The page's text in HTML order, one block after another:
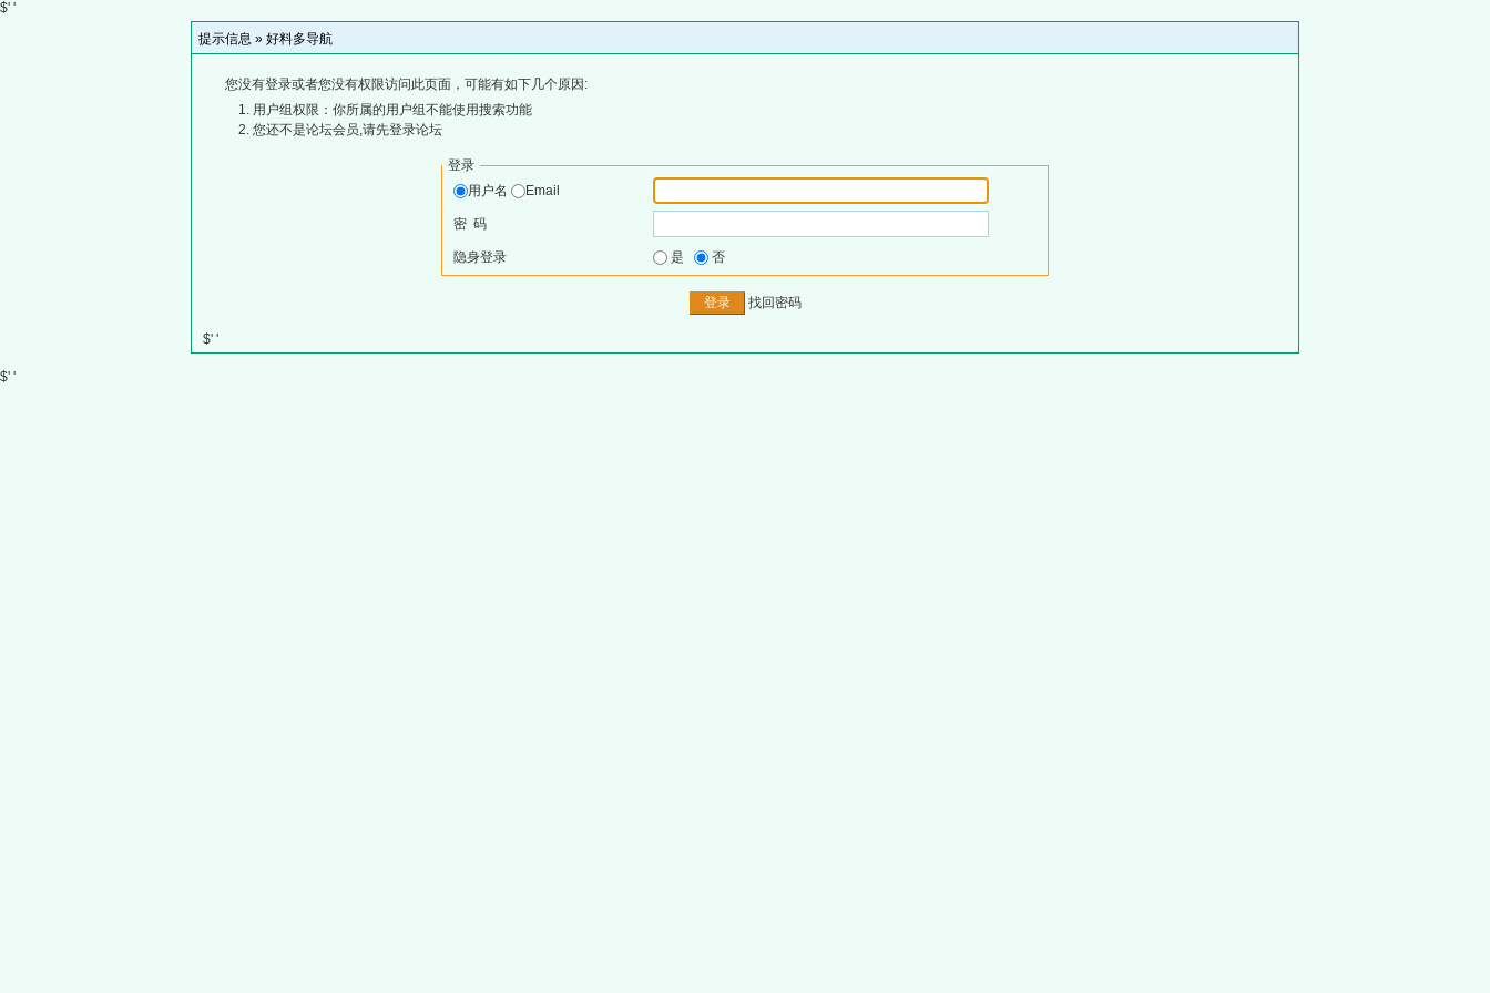
$' '
提示信息 » 好料多导航
您没有登录或者您没有权限访问此页面，可能有如下几个原因:
用户组权限：你所属的用户组不能使用搜索功能
您还不是论坛会员,请先登录论坛
登录
用户名
Email
密 码
隐身登录 是 否
找回密码
$' '
$' '